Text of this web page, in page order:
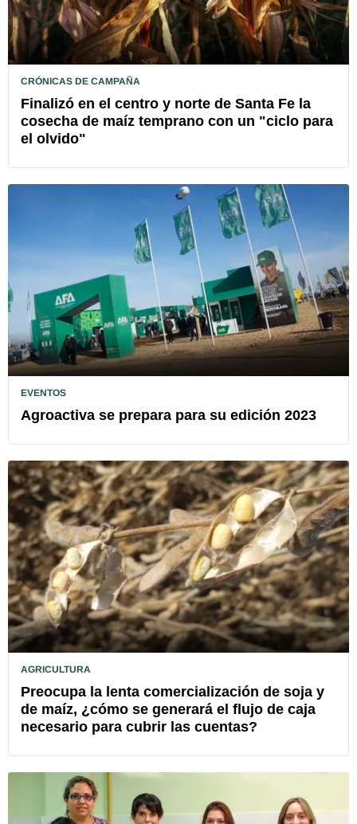
CRÓNICAS DE CAMPAÑA
Finalizó en el centro y norte de Santa Fe la
cosecha de maíz temprano con un "ciclo para
el olvido"
EVENTOS
Agroactiva se prepara para su edición 2023
AGRICULTURA
Preocupa la lenta comercialización de soja y
de maíz, ¿cómo se generará el flujo de caja
necesario para cubrir las cuentas?